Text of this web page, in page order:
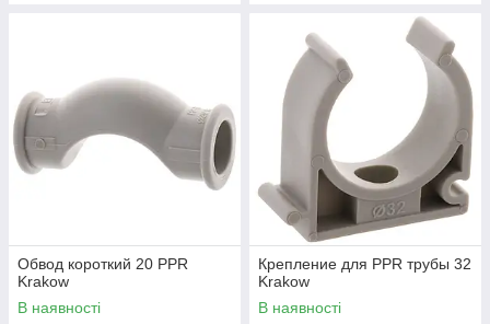
Обвод короткий 20 PPR
Krakow
В наявності
Крепление для PPR трубы 32
Krakow
В наявності